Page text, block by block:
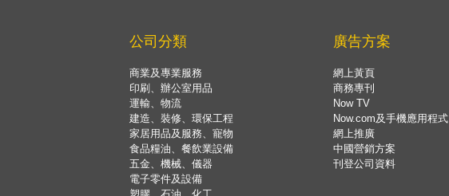
公司分類
商業及專業服務
印刷、辦公室用品
運輸、物流
建造、裝修、環保工程
家居用品及服務、寵物
食品糧油、餐飲業設備
五金、機械、儀器
電子零件及設備
廣告方案
網上黃頁
商務專刊
Now TV
Now.com及手機應用程式
網上推廣
中國營銷方案
刊登公司資料